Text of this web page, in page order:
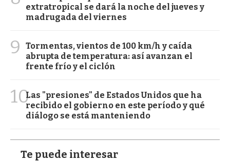
extratropical se dará la noche del jueves y
madrugada del viernes
9
Tormentas, vientos de 100 km/h y caída
abrupta de temperatura: así avanzan el
frente frío y el ciclón
10Las "presiones" de Estados Unidos que ha
recibido el gobierno en este período y qué
diálogo se está manteniendo
Te puede interesar